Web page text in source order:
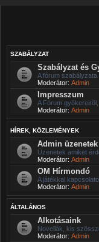
SZABÁLYZAT
Szabályzat és
A fórum
Moderátor: Admin
Impresszum
A Fórum
Moderátor: Admin
HÍREK, KÖZLEMÉNYEK
Admin üzenetek
Üzenetek amiket
Moderátor: Admin
OM Hírmondó
A játékkal
Moderátor: Admin
ÁLTALÁNOS
Alkotásaink
Novellák, kis
Moderátor: Admin